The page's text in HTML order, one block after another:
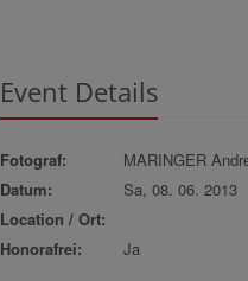
Event Details
Fotograf:
MARINGER
Datum:
Sa, 08. 06. 2013
Location / Ort:
Honorafrei:
Ja